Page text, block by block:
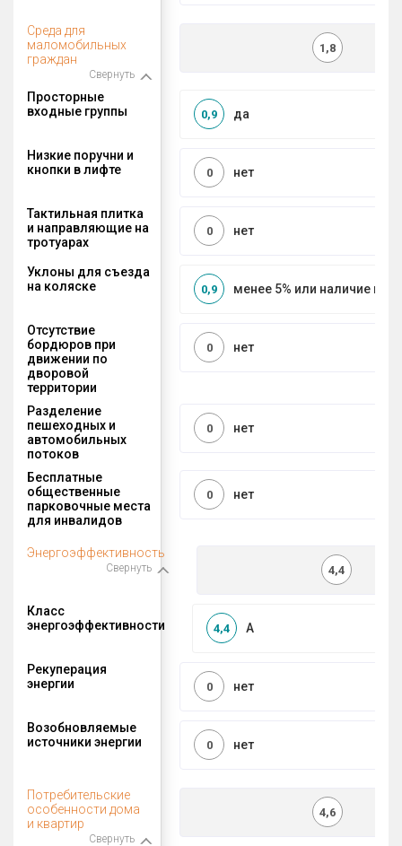
Среда для
маломобильных
граждан
Свернуть
1,8
Просторные
входные группы
да
0,9
Низкие поручни и
кнопки в лифте
нет
0
Тактильная плитка
и направляющие на
тротуарах
нет
0
Уклоны для съезда
на коляске
менее 5% или наличие
0,9
Отсутствие
бордюров при
движении по
дворовой
территории
нет
0
Разделение
пешеходных и
автомобильных
потоков
нет
0
Бесплатные
общественные
парковочные места
для инвалидов
нет
0
Энергоэффективность
Свернуть 4,4
Класс
энергоэффективности
A
4,4
Рекуперация
энергии
нет
0
Возобновляемые
источники энергии
нет
0
Потребительские
особенности дома
и квартир
Свернуть
4,6